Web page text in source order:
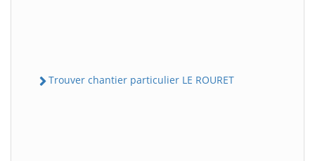
Trouver chantier particulier LE ROURET